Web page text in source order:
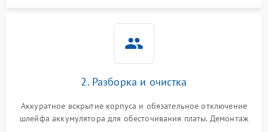
2. Разборка и очистка
Аккуратное вскрытие корпуса и обязательное отключение
шлейфа аккумулятора для обесточивания платы. Демонтаж